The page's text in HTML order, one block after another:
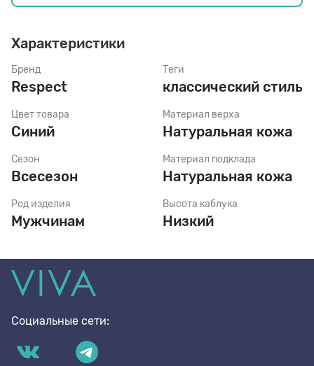
Характеристики
Бренд
Respect
Цвет товара
Синий
Сезон
Всесезон
Род изделия
Мужчинам
Теги
классический стиль
Материал верха
Натуральная кожа
Материал подклада
Натуральная кожа
Высота каблука
Низкий
Социальные сети: